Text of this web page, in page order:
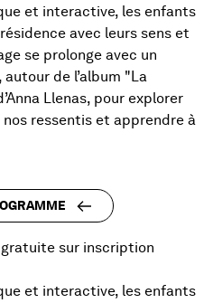
et interactive, les enfants
avec leurs sens et
se prolonge avec un
de l’album "La
Llenas, pour explorer
ressentis et apprendre à
sur inscription
et interactive, les enfants